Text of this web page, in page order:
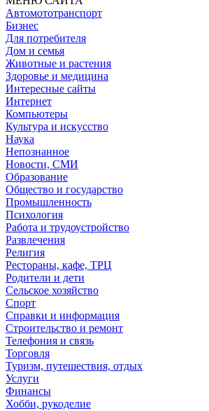
Автомототранспорт
Бизнес
Для потребителя
Дом и семья
Животные и растения
Здоровье и медицина
Интересные сайты
Интернет
Компьютеры
Культура и искусство
Наука
Непознанное
Новости, СМИ
Образование
Общество и государство
Промышленность
Психология
Работа и трудоустройство
Развлечения
Религия
Рестораны, кафе, ТРЦ
Родители и дети
Сельское хозяйство
Спорт
Справки и информация
Строительство и ремонт
Телефония и связь
Торговля
Туризм, путешествия, отдых
Услуги
Финансы
Хобби, рукоделие